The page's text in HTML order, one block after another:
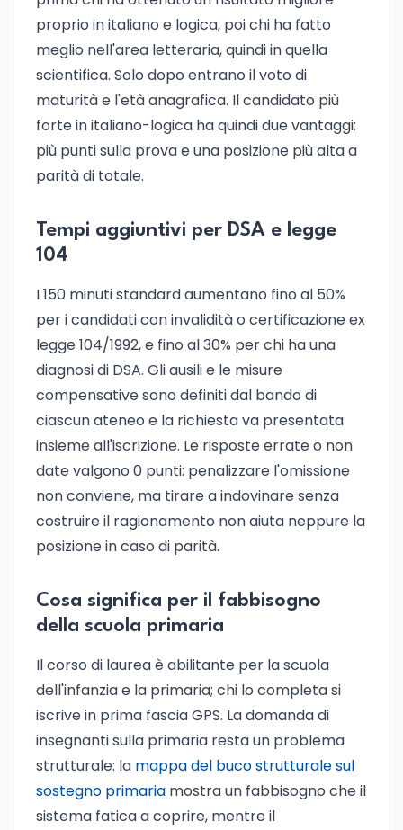
proprio in italiano e logica, poi chi ha fatto
meglio nell'area letteraria, quindi in quella
scientifica. Solo dopo entrano il voto di
maturità e l'età anagrafica. Il candidato più
forte in italiano-logica ha quindi due vantaggi:
più punti sulla prova e una posizione più alta a
parità di totale.
Tempi aggiuntivi per DSA e legge
104
I 150 minuti standard aumentano fino al 50%
per i candidati con invalidità o certificazione ex
legge 104/1992, e fino al 30% per chi ha una
diagnosi di DSA. Gli ausili e le misure
compensative sono definiti dal bando di
ciascun ateneo e la richiesta va presentata
insieme all'iscrizione. Le risposte errate o non
date valgono 0 punti: penalizzare l'omissione
non conviene, ma tirare a indovinare senza
costruire il ragionamento non aiuta neppure la
posizione in caso di parità.
Cosa significa per il fabbisogno
della scuola primaria
Il corso di laurea è abilitante per la scuola
dell'infanzia e la primaria; chi lo completa si
iscrive in prima fascia GPS. La domanda di
insegnanti sulla primaria resta un problema
strutturale: la mappa del buco strutturale sul
sostegno primaria mostra un fabbisogno che il
sistema fatica a coprire, mentre il